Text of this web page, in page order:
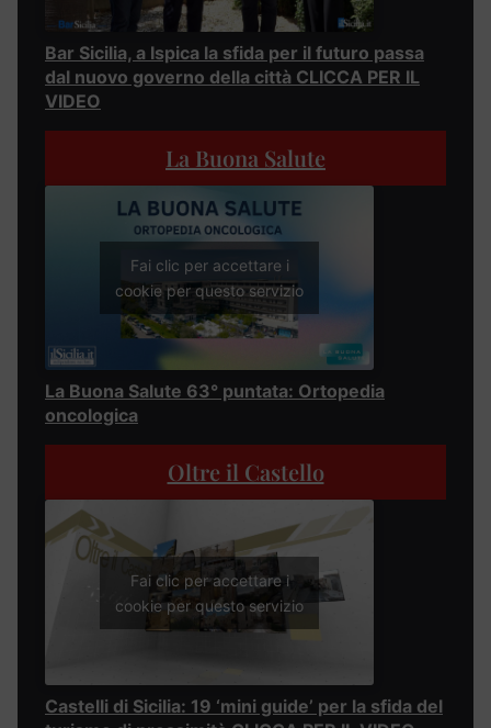
Bar Sicilia, a Ispica la sfida per il futuro passa
dal nuovo governo della città CLICCA PER IL
VIDEO
La Buona Salute
Fai clic per accettare i
cookie per questo servizio
La Buona Salute 63° puntata: Ortopedia
oncologica
Oltre il Castello
Fai clic per accettare i
cookie per questo servizio
Castelli di Sicilia: 19 ‘mini guide’ per la sfida del